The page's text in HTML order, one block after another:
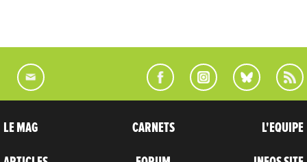
LE MAG CARNETS L'EQUIPE